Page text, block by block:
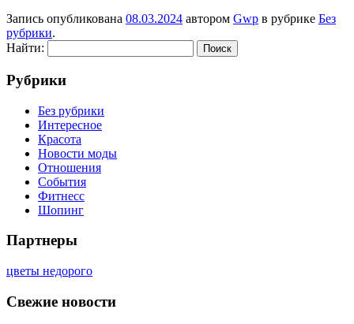
Запись опубликована 08.03.2024 автором Gwp в рубрике Без
рубрики.
Найти:
Рубрики
Без рубрики
Интересное
Красота
Новости моды
Отношения
События
Фитнесс
Шопинг
Партнеры
цветы недорого
Свежие новости